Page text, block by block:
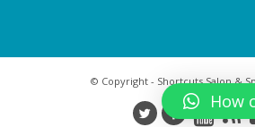
© Copyright - Shortcuts Salon &
How